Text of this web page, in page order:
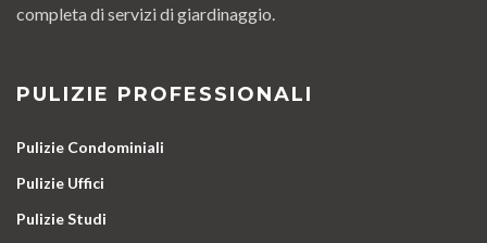
completa di servizi di giardinaggio.
PULIZIE PROFESSIONALI
Pulizie Condominiali
Pulizie Uffici
Pulizie Studi